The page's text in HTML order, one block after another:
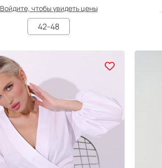
Войдите, чтобы увидеть цены
42-48